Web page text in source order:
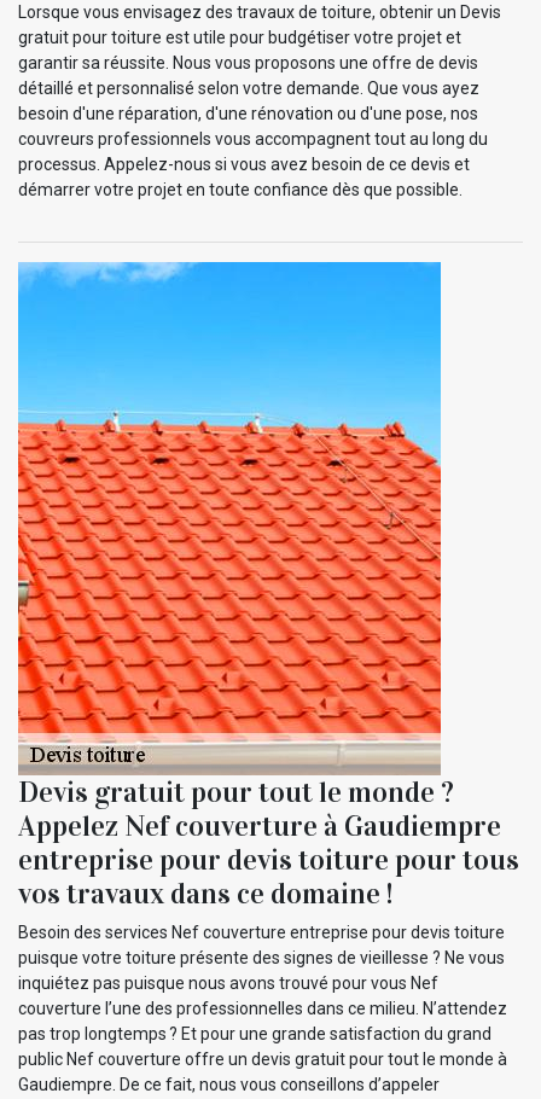
Lorsque vous envisagez des travaux de toiture, obtenir un Devis
gratuit pour toiture est utile pour budgétiser votre projet et
garantir sa réussite. Nous vous proposons une offre de devis
détaillé et personnalisé selon votre demande. Que vous ayez
besoin d'une réparation, d'une rénovation ou d'une pose, nos
couvreurs professionnels vous accompagnent tout au long du
processus. Appelez-nous si vous avez besoin de ce devis et
démarrer votre projet en toute confiance dès que possible.
Devis gratuit pour tout le monde ?
Appelez Nef couverture à Gaudiempre
entreprise pour devis toiture pour tous
vos travaux dans ce domaine !
Besoin des services Nef couverture entreprise pour devis toiture
puisque votre toiture présente des signes de vieillesse ? Ne vous
inquiétez pas puisque nous avons trouvé pour vous Nef
couverture l’une des professionnelles dans ce milieu. N’attendez
pas trop longtemps ? Et pour une grande satisfaction du grand
public Nef couverture offre un devis gratuit pour tout le monde à
Gaudiempre. De ce fait, nous vous conseillons d’appeler